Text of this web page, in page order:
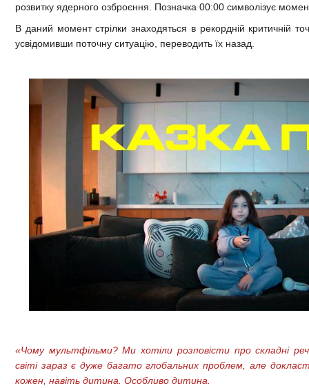
розвитку ядерного озброєння. Позначка 00:00 символізує
В даний момент стрілки знаходяться в рекордній критичній
усвідомивши поточну ситуацію, переводить їх назад.
«Чому мультфільми? Ми хотіли розповісти про складні
світі зараз є дуже багато глобальних проблем, але
кожен, навіть дитина. Особливо дитина.